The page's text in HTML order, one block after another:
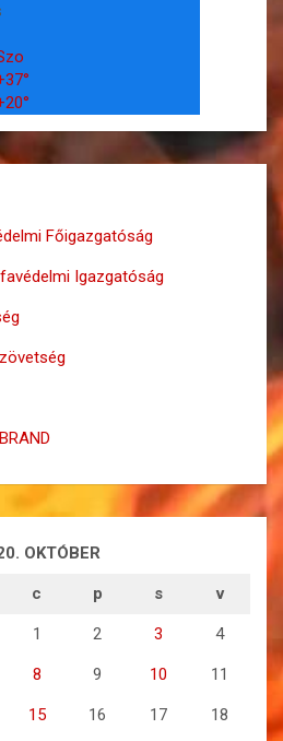
37°
20°
Főigazgatóság
Igazgatóság
OKTÓBER
c p s v
1 2 3 4
8 9 10 11
15 16 17 18